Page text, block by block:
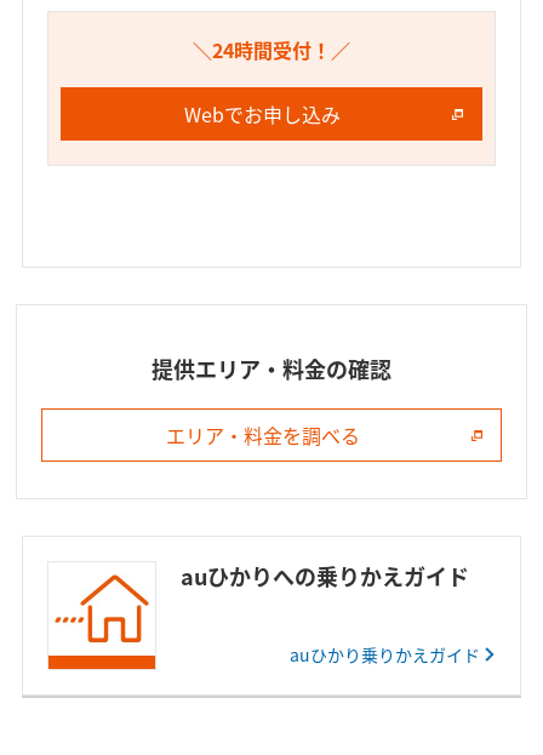
＼24時間受付！／
Webでお申し込み
提供エリア・料金の確認
エリア・料金を調べる
auひかりへの乗りかえガイド
auひかり乗りかえガイド